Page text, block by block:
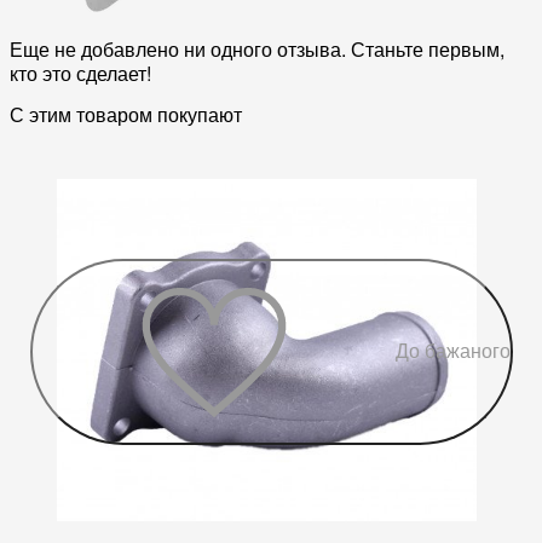
Еще не добавлено ни одного отзыва. Станьте первым,
кто это сделает!
С этим товаром покупают
До бажаного